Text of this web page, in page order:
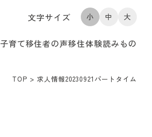
文字サイズ 小 中 大
子育て移住者の声移住体験読みもの
TOP > 求人情報20230921パートタイム